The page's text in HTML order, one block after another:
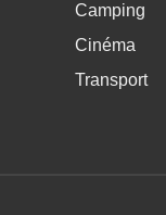
Camping
Cinéma
Transport